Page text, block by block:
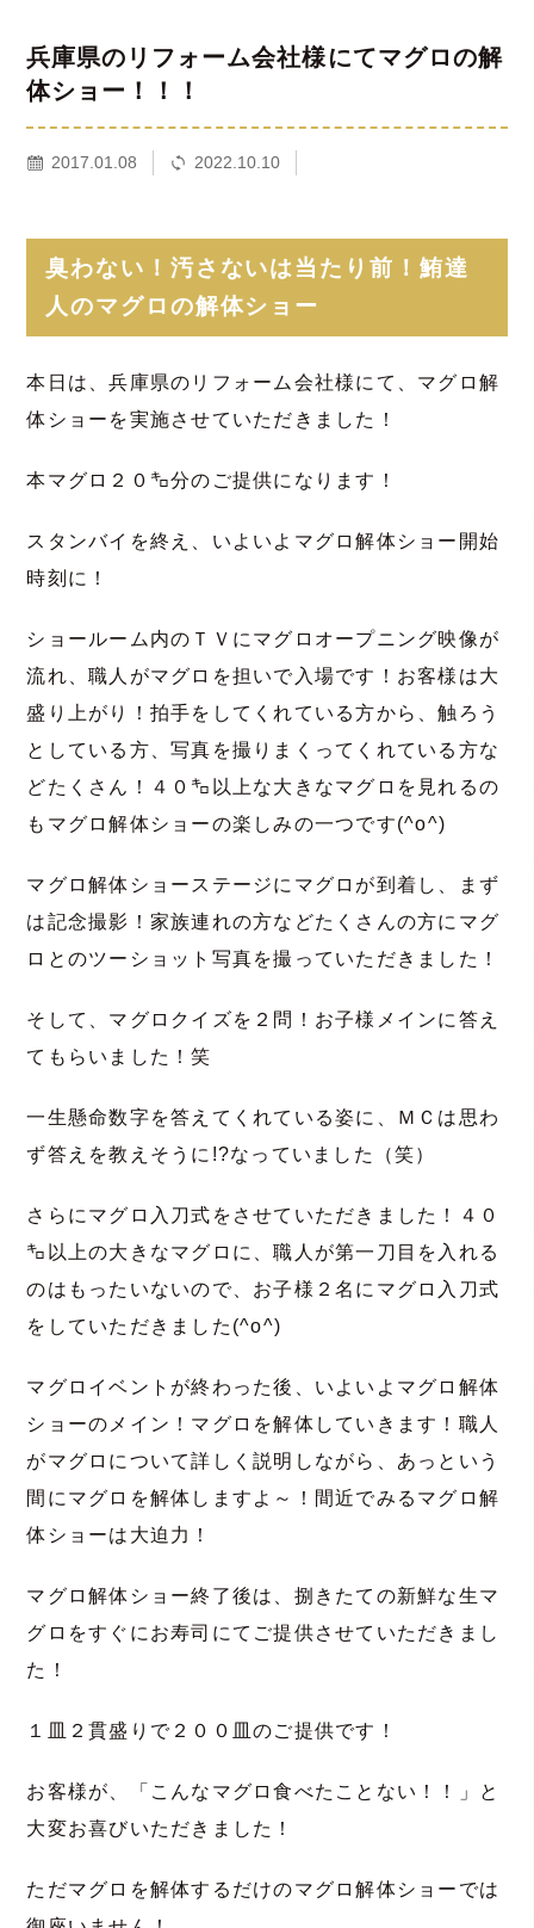
兵庫県のリフォーム会社様にてマグロの解
体ショー！！！
2017.01.08 2022.10.10
臭わない！汚さないは当たり前！鮪達
人のマグロの解体ショー
本日は、兵庫県のリフォーム会社様にて、マグロ解
体ショーを実施させていただきました！
本マグロ２０㌔分のご提供になります！
スタンバイを終え、いよいよマグロ解体ショー開始
時刻に！
ショールーム内のＴＶにマグロオープニング映像が
流れ、職人がマグロを担いで入場です！お客様は大
盛り上がり！拍手をしてくれている方から、触ろう
としている方、写真を撮りまくってくれている方な
どたくさん！４０㌔以上な大きなマグロを見れるの
もマグロ解体ショーの楽しみの一つです(^o^)
マグロ解体ショーステージにマグロが到着し、まず
は記念撮影！家族連れの方などたくさんの方にマグ
ロとのツーショット写真を撮っていただきました！
そして、マグロクイズを２問！お子様メインに答え
てもらいました！笑
一生懸命数字を答えてくれている姿に、ＭＣは思わ
ず答えを教えそうに!?なっていました（笑）
さらにマグロ入刀式をさせていただきました！４０
㌔以上の大きなマグロに、職人が第一刀目を入れる
のはもったいないので、お子様２名にマグロ入刀式
をしていただきました(^o^)
マグロイベントが終わった後、いよいよマグロ解体
ショーのメイン！マグロを解体していきます！職人
がマグロについて詳しく説明しながら、あっという
間にマグロを解体しますよ～！間近でみるマグロ解
体ショーは大迫力！
マグロ解体ショー終了後は、捌きたての新鮮な生マ
グロをすぐにお寿司にてご提供させていただきまし
た！
１皿２貫盛りで２００皿のご提供です！
お客様が、「こんなマグロ食べたことない！！」と
大変お喜びいただきました！
ただマグロを解体するだけのマグロ解体ショーでは